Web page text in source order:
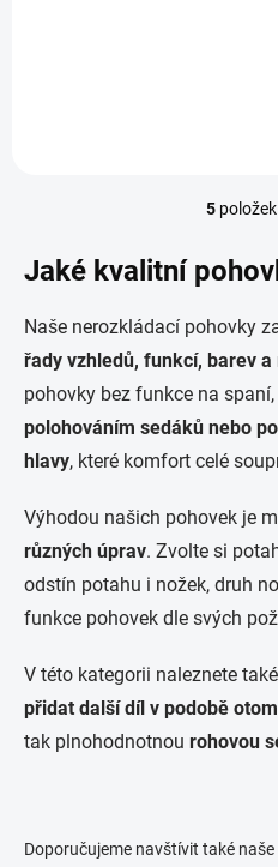
l
á
a
c
p
r
k
v
ý
p
i
s
u
5položek
Jaké kvalitní
Naše nerozkládací pohovky
řady vzhledů, funkcí, barev
pohovky bez funkce na
polohováním sedáků nebo
hlavy, které komfort celé
Výhodou našich pohovek je
různých úprav. Zvolte si
odstín potahu i nožek, druh
funkce pohovek dle svých
V této kategorii naleznete také
přidat další díl v podobě
tak plnohodnotnou rohovou
Doporučujeme navštívit také